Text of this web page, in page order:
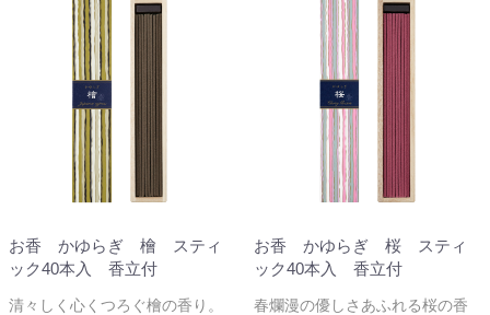
お香 かゆらぎ 檜 スティ
ック40本入 香立付
清々しく心くつろぐ檜の香り。
お香 かゆらぎ 桜 スティ
ック40本入 香立付
春爛漫の優しさあふれる桜の香